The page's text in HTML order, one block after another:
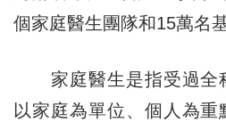
個家庭醫生團隊和15萬名
家庭醫生是指受過全
以家庭為單位、個人為